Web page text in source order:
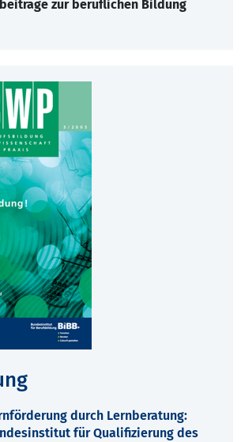
zur beruflichen Bildung
durch Lernberatung:
für Qualifizierung des